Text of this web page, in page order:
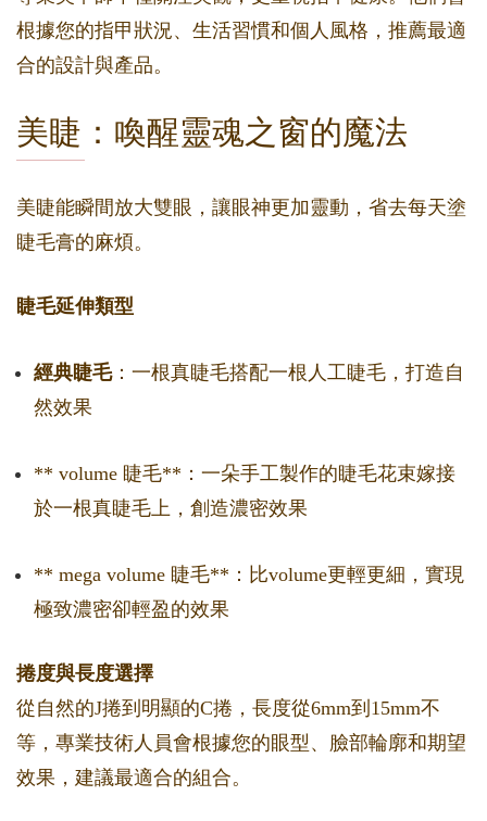
根據您的指甲狀況、生活習慣和個人風格，推薦最適
合的設計與產品。
美睫：喚醒靈魂之窗的魔法
美睫能瞬間放大雙眼，讓眼神更加靈動，省去每天塗
睫毛膏的麻煩。
睫毛延伸類型
經典睫毛：一根真睫毛搭配一根人工睫毛，打造自
然效果
** volume 睫毛**：一朵手工製作的睫毛花束嫁接
於一根真睫毛上，創造濃密效果
** mega volume 睫毛**：比volume更輕更細，實現
極致濃密卻輕盈的效果
捲度與長度選擇
從自然的J捲到明顯的C捲，長度從6mm到15mm不
等，專業技術人員會根據您的眼型、臉部輪廓和期望
效果，建議最適合的組合。